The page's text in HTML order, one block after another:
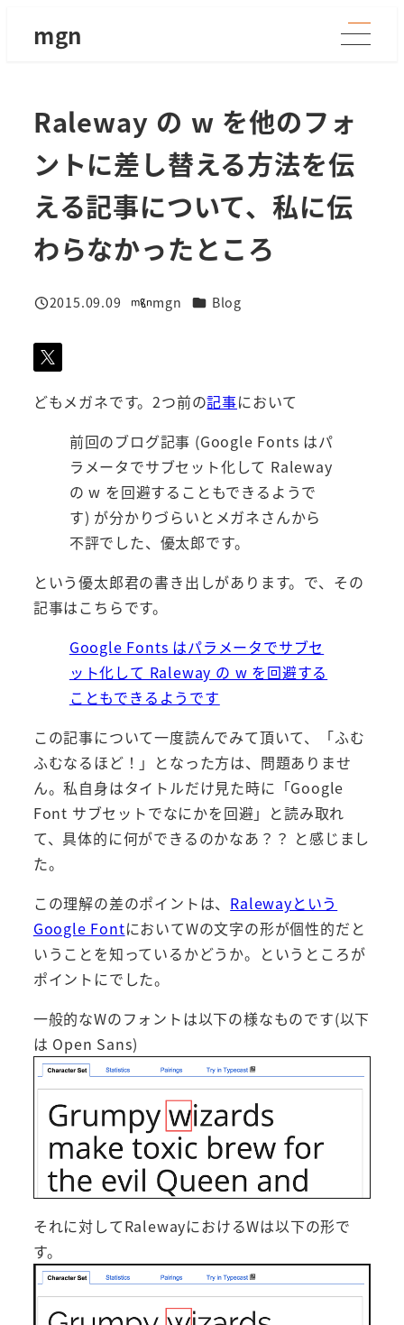
mgn
Raleway の w を他のフォ
ントに差し替える方法を伝
える記事について、私に伝
わらなかったところ
投稿日
2015.09.09
著
mgn カテゴリー
Blog
どもメガネです。2つ前の記事において
前回のブログ記事 (Google Fonts はパ
ラメータでサブセット化して Raleway
の w を回避することもできるようで
す) が分かりづらいとメガネさんから
不評でした、優太郎です。
という優太郎君の書き出しがあります。で、その
記事はこちらです。
Google Fonts はパラメータでサブセ
ット化して Raleway の w を回避する
こともできるようです
この記事について一度読んでみて頂いて、「ふむ
ふむなるほど！」となった方は、問題ありませ
ん。私自身はタイトルだけ見た時に「Google
Font サブセットでなにかを回避」と読み取れ
て、具体的に何ができるのかなあ？？ と感じまし
た。
この理解の差のポイントは、 Ralewayという
Google FontにおいてWの文字の形が個性的だと
いうことを知っているかどうか。というところが
ポイントにでした。
一般的なWのフォントは以下の様なものです(以下
は Open Sans)
それに対してRalewayにおけるWは以下の形で
す。